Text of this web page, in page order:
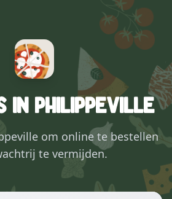
in Philippeville
om online te bestellen
te vermijden.